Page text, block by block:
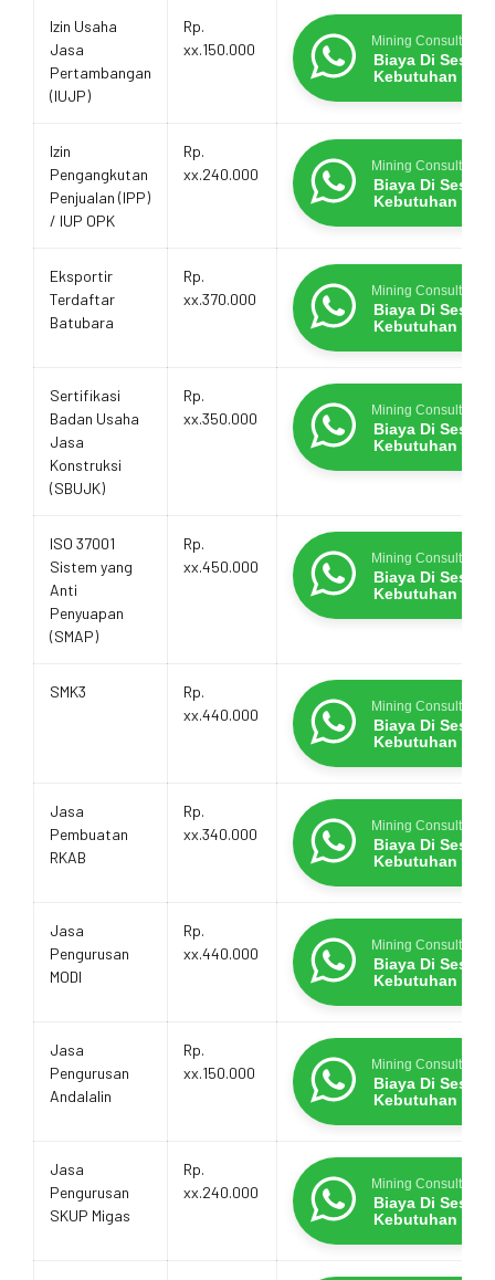
Biaya
Layanan
Promo Terbatas
Izin Usaha
Jasa
Pertambangan
(IUJP)
Rp.
xx.150.000
Mining Consultants
Biaya Di
Kebutuhan
Izin
Pengangkutan
Penjualan (IPP)
/ IUP OPK
Rp.
xx.240.000
Mining Consultants
Biaya Di
Kebutuhan
Eksportir
Terdaftar
Batubara
Rp.
xx.370.000
Mining Consultants
Biaya Di
Kebutuhan
Sertifikasi
Badan Usaha
Jasa
Konstruksi
(SBUJK)
Rp.
xx.350.000
Mining Consultants
Biaya Di
Kebutuhan
ISO 37001
Sistem yang
Anti
Penyuapan
(SMAP)
Rp.
xx.450.000
Mining Consultants
Biaya Di
Kebutuhan
SMK3
Rp.
xx.440.000
Mining Consultants
Biaya Di
Kebutuhan
Jasa
Pembuatan
RKAB
Rp.
xx.340.000
Mining Consultants
Biaya Di
Kebutuhan
Jasa
Pengurusan
MODI
Rp.
xx.440.000
Mining Consultants
Biaya Di
Kebutuhan
Jasa
Pengurusan
Andalalin
Rp.
xx.150.000
Mining Consultants
Biaya Di
Kebutuhan
Jasa
Pengurusan
SKUP Migas
Rp.
xx.240.000
Mining Consultants
Biaya Di
Kebutuhan